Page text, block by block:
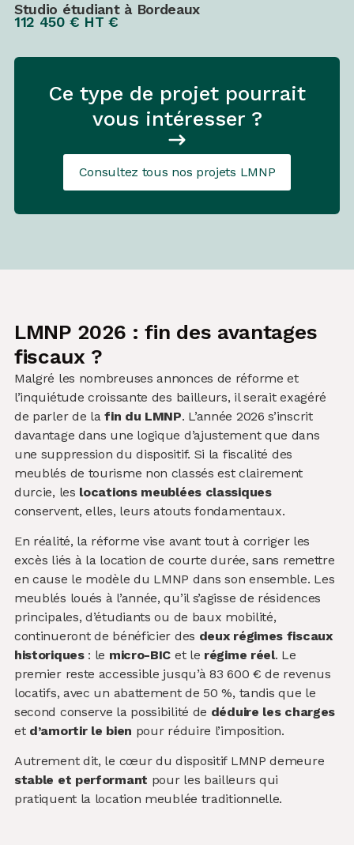
Studio étudiant à Bordeaux
112 450 € HT €
Ce type de projet pourrait
vous intéresser ?
Consultez tous nos projets LMNP
LMNP 2026 : fin des avantages
fiscaux ?
Malgré les nombreuses annonces de réforme et
l’inquiétude croissante des bailleurs, il serait exagéré
de parler de lafin du LMNP. L’année 2026 s’inscrit
davantage dans une logique d’ajustement que dans
une suppression du dispositif. Si la fiscalité des
meublés de tourisme non classés est clairement
durcie, les locations meublées classiques
conservent, elles, leurs atouts fondamentaux.
En réalité, la réforme vise avant tout à corriger les
excès liés à la location de courte durée, sans remettre
en cause le modèle du LMNP dans son ensemble. Les
meublés loués à l’année, qu’il s’agisse de résidences
principales, d’étudiants ou de baux mobilité,
continueront de bénéficier des deux régimes fiscaux
historiques: le micro-BIC et le régime réel. Le
premier reste accessible jusqu’à 83 600 € de revenus
locatifs, avec un abattement de 50 %, tandis que le
second conserve la possibilité de déduire les charges
et d’amortir le bien pour réduire l’imposition.
Autrement dit, le cœur du dispositif LMNP demeure
stable et performant pour les bailleurs qui
pratiquent la location meublée traditionnelle.